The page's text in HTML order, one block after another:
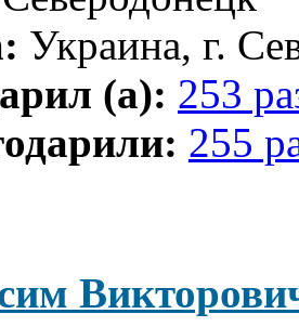
Украина, г.
(а): 253
255